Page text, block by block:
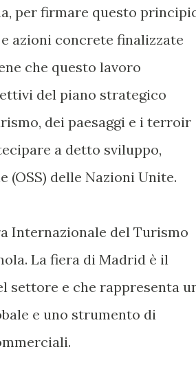
per firmare questo
azioni concrete finalizzate
che questo lavoro
del piano strategico
dei paesaggi e i terroir
a detto sviluppo,
delle Nazioni Unite.
Internazionale del Turismo
La fiera di Madrid è il
settore e che rappresenta
e uno strumento di